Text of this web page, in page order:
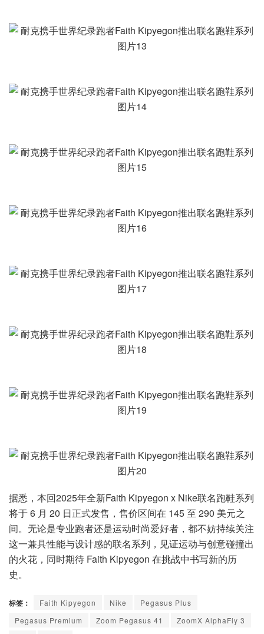
据悉，本回2025年全新Faith Kipyegon x Nike联名跑鞋系列
将于 6 月 20 日正式发售，售价区间在 145 至 290 美元之
间。无论是专业跑者还是运动时尚爱好者，都不妨持续关注
这一兼具性能与设计感的联名系列，见证运动与创意碰撞出
的火花，同时期待 Faith Kipyegon 在挑战中书写新的历
史。
标签： Faith Kipyegon Nike
Pegasus Plus
Pegasus Premium
Zoom Pegasus 41
ZoomX AlphaFly 3